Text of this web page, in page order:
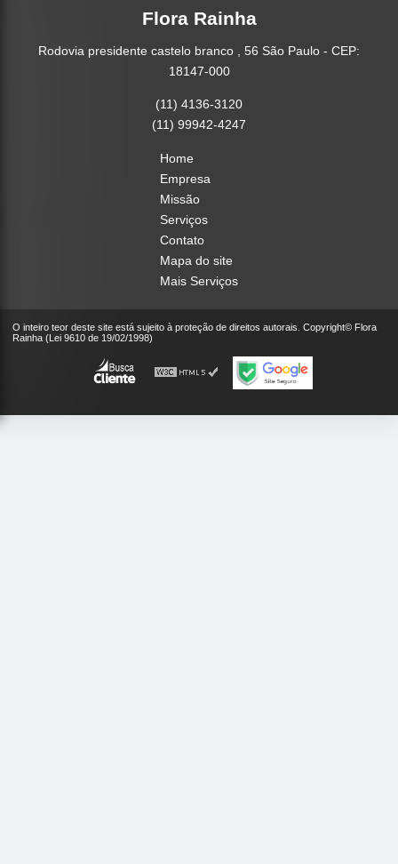
Flora Rainha
Rodovia presidente castelo branco , 56 São Paulo - CEP:
18147-000
(11) 4136-3120
(11) 99942-4247
Home
Empresa
Missão
Serviços
Contato
Mapa do site
Mais Serviços
O inteiro teor deste site está sujeito à proteção de direitos autorais. Copyright© Flora
Rainha (Lei 9610 de 19/02/1998)